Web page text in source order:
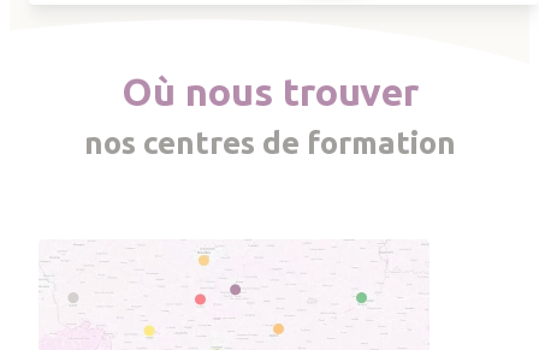
Où nous trouver
nos centres de formation